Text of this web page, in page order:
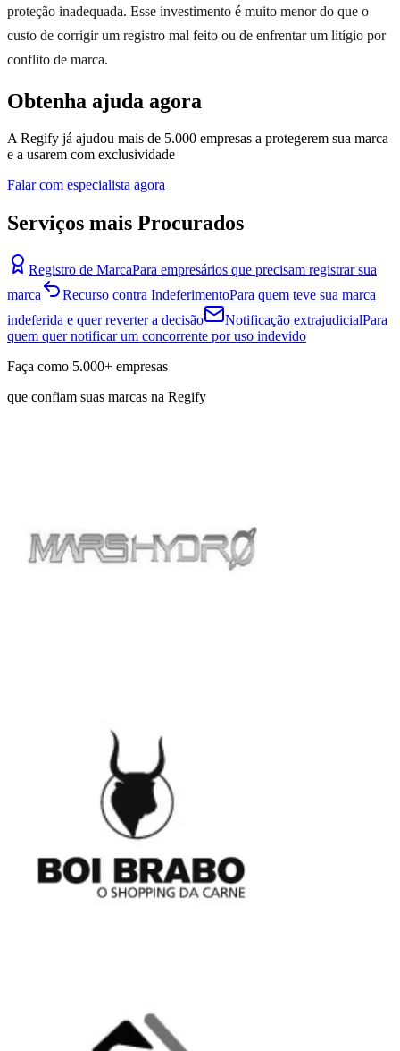
proteção inadequada. Esse investimento é muito menor do que o
custo de corrigir um registro mal feito ou de enfrentar um litígio por
conflito de marca.
Obtenha ajuda agora
A Regify já ajudou mais de 5.000 empresas a protegerem sua marca
e a usarem com exclusividade
Falar com especialista agora
Serviços mais Procurados
Registro de MarcaPara empresários que precisam registrar sua
marca
Recurso contra IndeferimentoPara quem teve sua marca
indeferida e quer reverter a decisão
Notificação extrajudicialPara
quem quer notificar um concorrente por uso indevido
Faça como 5.000+ empresas
que confiam suas marcas na Regify